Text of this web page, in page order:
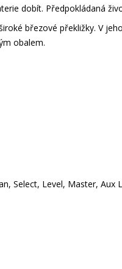
dobít. Předpokládaná
březové překližky. V
obalem.
Select, Level, Master, Aux